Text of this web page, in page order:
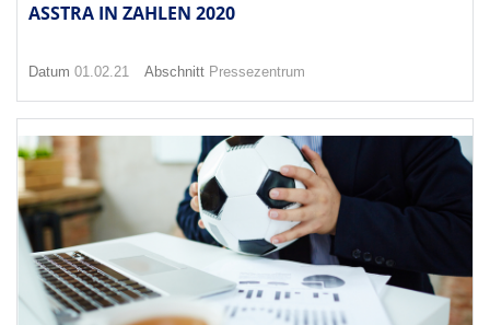
ASSTRA IN ZAHLEN 2020
Datum 01.02.21 Abschnitt Pressezentrum